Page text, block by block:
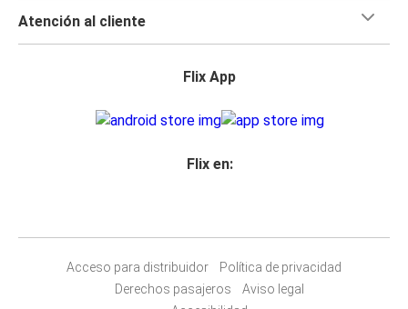
Atención al cliente
Flix App
Flix en:
Acceso para distribuidor
Política de privacidad
Derechos pasajeros
Aviso legal